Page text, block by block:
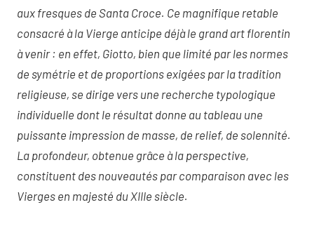
aux fresques de Santa Croce. Ce magnifique retable
consacré à la Vierge anticipe déjà le grand art florentin
à venir : en effet, Giotto, bien que limité par les normes
de symétrie et de proportions exigées par la tradition
religieuse, se dirige vers une recherche typologique
individuelle dont le résultat donne au tableau une
puissante impression de masse, de relief, de solennité.
La profondeur, obtenue grâce à la perspective,
constituent des nouveautés par comparaison avec les
Vierges en majesté du XIIIe siècle.